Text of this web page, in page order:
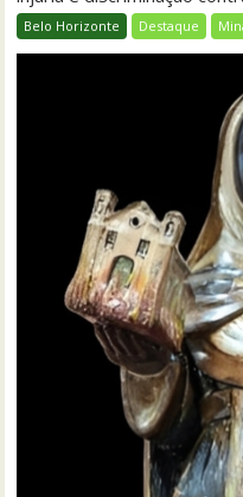
Belo Horizonte Destaque